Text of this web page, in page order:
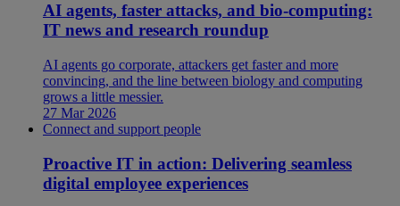
AI agents, faster attacks, and bio-computing:
IT news and research roundup
AI agents go corporate, attackers get faster and more
convincing, and the line between biology and computing
grows a little messier.
27 Mar 2026
Connect and support people
Proactive IT in action: Delivering seamless
digital employee experiences